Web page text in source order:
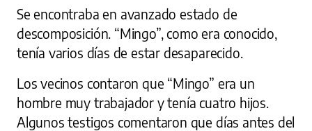
Se encontraba en avanzado estado de
descomposición. “Mingo”, como era conocido,
tenía varios días de estar desaparecido.
Los vecinos contaron que “Mingo” era un
hombre muy trabajador y tenía cuatro hijos.
Algunos testigos comentaron que días antes del